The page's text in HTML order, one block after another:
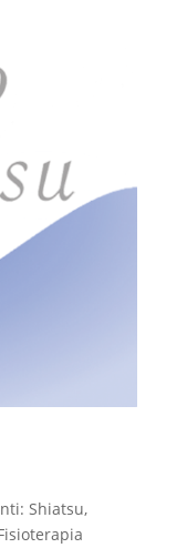
Shiatsu,